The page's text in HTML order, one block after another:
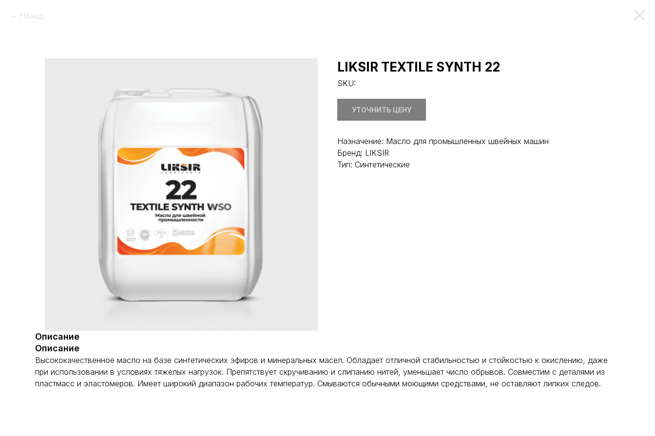
Назад
LIKSIR TEXTILE SYNTH 22
SKU:
УТОЧНИТЬ ЦЕНУ
Назначение: Масло для промышленных швейных машин
Бренд: LIKSIR
Тип: Синтетические
Описание
Описание
Высококачественное масло на базе синтетических эфиров и минеральных масел. Обладает отличной стабильностью и стойкостью к окислению, даже
при использовании в условиях тяжелых нагрузок. Препятствует скручиванию и слипанию нитей, уменьшает число обрывов. Совместим с деталями из
пластмасс и эластомеров. Имеет широкий диапазон рабочих температур. Смываются обычными моющими средствами, не оставляют липких следов.